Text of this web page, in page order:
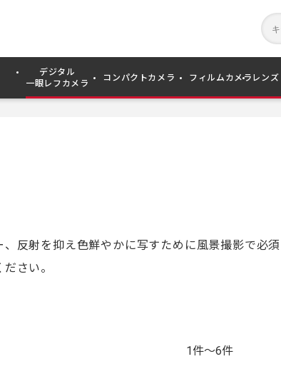
デジタル
一眼レフカメラ
コンパクトカメラ フィルムカメラ レンズ
反射を抑え色鮮やかに写すために風景撮影で必須
さい。
1件～6件